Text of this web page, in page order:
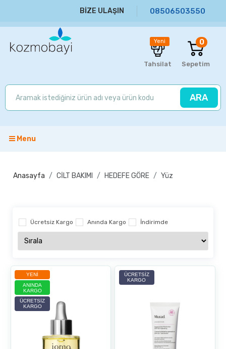
BİZE ULAŞIN 08506503550
ARA
Yeni
Tahsilat Sepetim
0
Menu
Anasayfa CİLT BAKIMI HEDEFE GÖRE Yüz
Ücretsiz Kargo Anında Kargo İndirimde
YENI
ANINDA
KARGO
ÜCRETSIZ
KARGO
ÜCRETSIZ
KARGO